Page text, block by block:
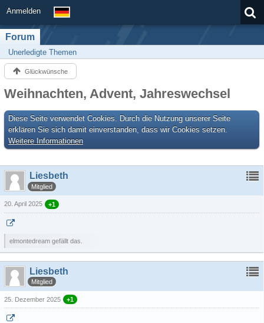
Anmelden
Forum
Unerledigte Themen
Glückwünsche
Weihnachten, Advent, Jahreswechsel
Diese Seite verwendet Cookies. Durch die Nutzung unserer Seite
erklären Sie sich damit einverstanden, dass wir Cookies setzen.
Weitere Informationen
Liesbeth
Mitglied
20. April 2025 +1
elmontedream gefällt das.
Liesbeth
Mitglied
25. Dezember 2025 +1